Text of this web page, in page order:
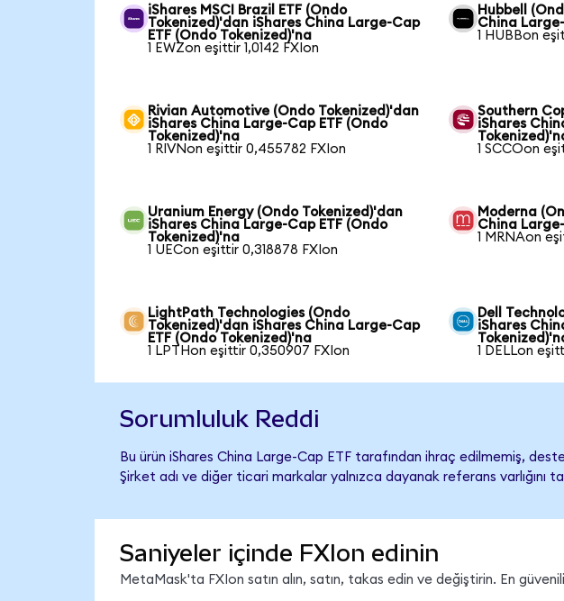
iShares MSCI Brazil ETF (Ondo
Tokenized)'dan iShares China Large-Cap
ETF (Ondo Tokenized)'na
1 EWZon eşittir 1,0142 FXIon
Hubbell
China
1 HUBBon
Rivian Automotive (Ondo Tokenized)'dan
iShares China Large-Cap ETF (Ondo
Tokenized)'na
1 RIVNon eşittir 0,455782 FXIon
Southern
iShares
1 SCCOon
Uranium Energy (Ondo Tokenized)'dan
iShares China Large-Cap ETF (Ondo
Tokenized)'na
1 UECon eşittir 0,318878 FXIon
Moderna
China
1 MRNAon
LightPath Technologies (Ondo
Tokenized)'dan iShares China Large-Cap
ETF (Ondo Tokenized)'na
1 LPTHon eşittir 0,350907 FXIon
Dell
iShares
1 DELLon
Sorumluluk Reddi
Bu ürün iShares China Large-Cap ETF tarafından ihraç edilmemiş,
Şirket adı ve diğer ticari markalar yalnızca dayanak referans varlığını
Saniyeler içinde FXIon edinin
MetaMask'ta FXIon satın alın, satın, takas edin ve değiştirin. En